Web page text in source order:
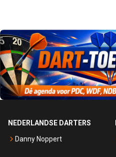
NEDERLANDSE DARTERS
Danny Noppert